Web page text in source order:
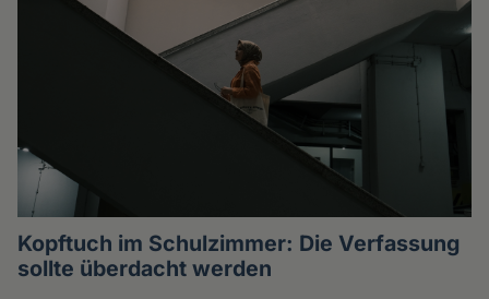
Kopftuch im Schulzimmer: Die Verfassung
sollte überdacht werden